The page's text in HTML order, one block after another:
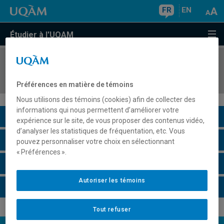
FR EN
Étudier à l'UQAM
COURS//
Description du cours
Horaire - Été 2026
Préférences en matière de témoins
Nous utilisons des témoins (cookies) afin de collecter des
informations qui nous permettent d’améliorer votre
expérience sur le site, de vous proposer des contenus vidéo,
d’analyser les statistiques de fréquentation, etc. Vous
pouvez personnaliser votre choix en sélectionnant
« Préférences ».
Tout refuser
Autoriser les témoins